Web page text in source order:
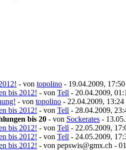
- von topolino - 19.04.2009, 17:50
bis 2012! - von Tell - 20.04.2009,
- von topolino - 22.04.2009, 13:24
bis 2012! - von Tell - 28.04.2009,
bis 20 - von Sockerates -
bis 2012! - von Tell - 22.05.2009,
bis 2012! - von Tell - 24.05.2009,
bis 2012! - von pepswis@gmx.ch -